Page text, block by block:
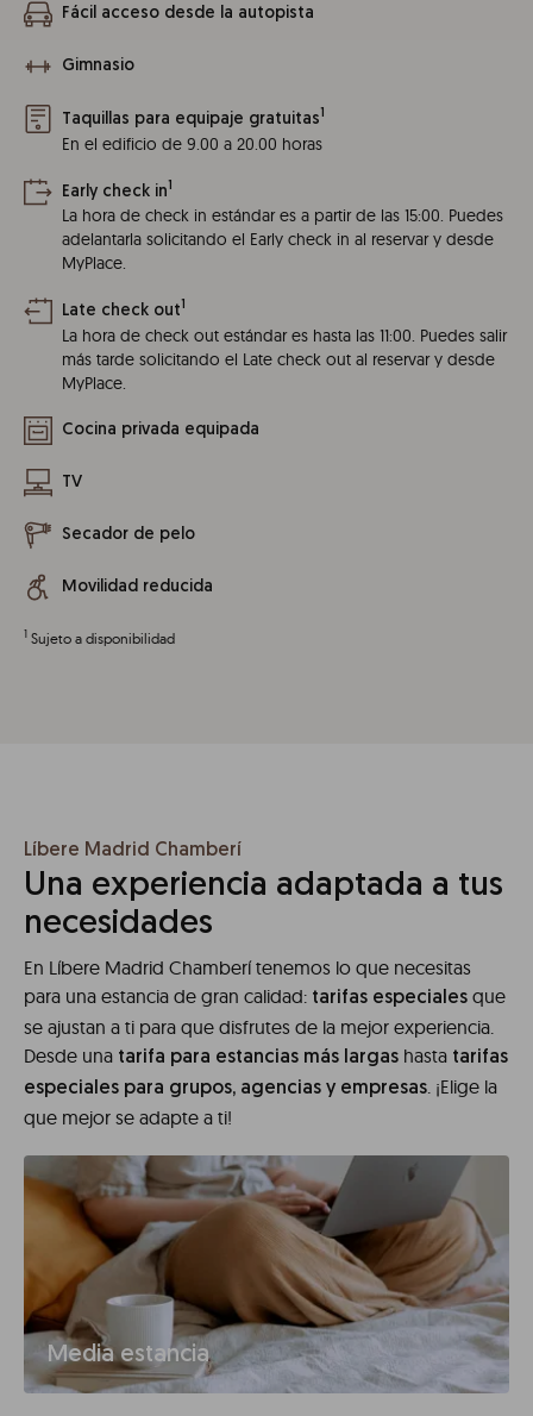
Fácil acceso desde la autopista
Gimnasio
Taquillas para equipaje gratuitas1
En el edificio de 9.00 a 20.00 horas
Early check in1
La hora de check in estándar es a partir de las 15:00. Puedes
adelantarla solicitando el Early check in al reservar y desde
MyPlace.
Late check out1
La hora de check out estándar es hasta las 11:00. Puedes salir
más tarde solicitando el Late check out al reservar y desde
MyPlace.
Cocina privada equipada
TV
Secador de pelo
Movilidad reducida
1 Sujeto a disponibilidad
Líbere Madrid Chamberí
Una experiencia adaptada a tus
necesidades
En Líbere Madrid Chamberí tenemos lo que necesitas
para una estancia de gran calidad: tarifas especiales que
se ajustan a ti para que disfrutes de la mejor experiencia.
Desde una tarifa para estancias más largas hasta tarifas
especiales para grupos, agencias y empresas . ¡Elige la
que mejor se adapte a ti!
Media estancia